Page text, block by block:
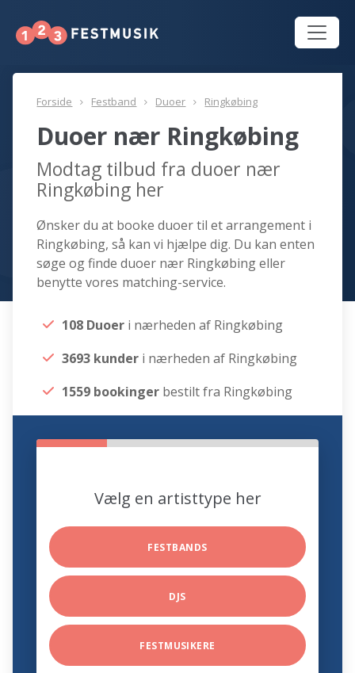
Forside Festband Duoer Ringkøbing
Duoer nær Ringkøbing
Modtag tilbud fra duoer nær
Ringkøbing her
Ønsker du at booke duoer til et arrangement i
Ringkøbing, så kan vi hjælpe dig. Du kan enten
søge og finde duoer nær Ringkøbing eller
benytte vores matching-service.
108 Duoer i nærheden af Ringkøbing
3693 kunder i nærheden af Ringkøbing
1559 bookinger bestilt fra Ringkøbing
Vælg en artisttype her
FESTBANDS
DJS
FESTMUSIKERE